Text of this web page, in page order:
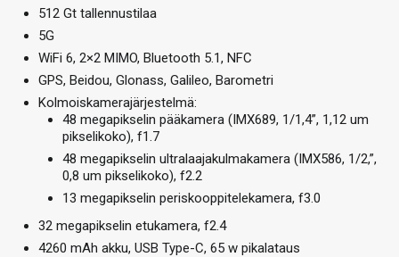
512 Gt tallennustilaa
5G
WiFi 6, 2×2 MIMO, Bluetooth 5.1, NFC
GPS, Beidou, Glonass, Galileo, Barometri
Kolmoiskamerajärjestelmä:
48 megapikselin pääkamera (IMX689, 1/1,4”, 1,12 um
pikselikoko), f1.7
48 megapikselin ultralaajakulmakamera (IMX586, 1/2,”,
0,8 um pikselikoko), f2.2
13 megapikselin periskooppitelekamera, f3.0
32 megapikselin etukamera, f2.4
4260 mAh akku, USB Type-C, 65 w pikalataus